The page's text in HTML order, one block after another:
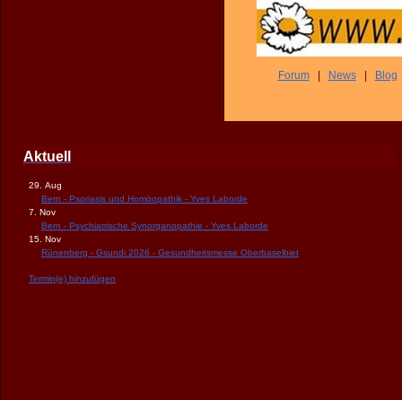
Forum| News| Blog
Aktuell
29. Aug
Bern - Psoriasis und Homöopathik - Yves Laborde
7. Nov
Bern - Psychiatrische Synorganopathie - Yves Laborde
15. Nov
Rünenberg - Gsundi 2026 - Gesundheitsmesse Oberbaselbiet
Termin(e) hinzufügen